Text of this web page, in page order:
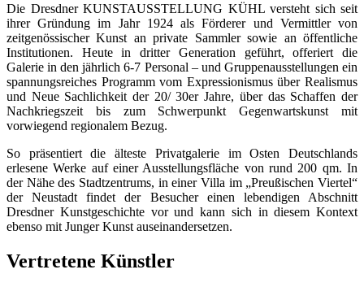
Die Dresdner KUNSTAUSSTELLUNG KÜHL versteht sich seit
ihrer Gründung im Jahr 1924 als Förderer und Vermittler von
zeitgenössischer Kunst an private Sammler sowie an öffentliche
Institutionen. Heute in dritter Generation geführt, offeriert die
Galerie in den jährlich 6-7 Personal – und Gruppenausstellungen ein
spannungsreiches Programm vom Expressionismus über Realismus
und Neue Sachlichkeit der 20/ 30er Jahre, über das Schaffen der
Nachkriegszeit bis zum Schwerpunkt Gegenwartskunst mit
vorwiegend regionalem Bezug.
So präsentiert die älteste Privatgalerie im Osten Deutschlands
erlesene Werke auf einer Ausstellungsfläche von rund 200 qm. In
der Nähe des Stadtzentrums, in einer Villa im „Preußischen Viertel“
der Neustadt findet der Besucher einen lebendigen Abschnitt
Dresdner Kunstgeschichte vor und kann sich in diesem Kontext
ebenso mit Junger Kunst auseinandersetzen.
Vertretene Künstler